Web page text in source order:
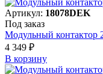
Артикул: 18078DEK
Под заказ
Модульный
4 349 ₽
В корзинy